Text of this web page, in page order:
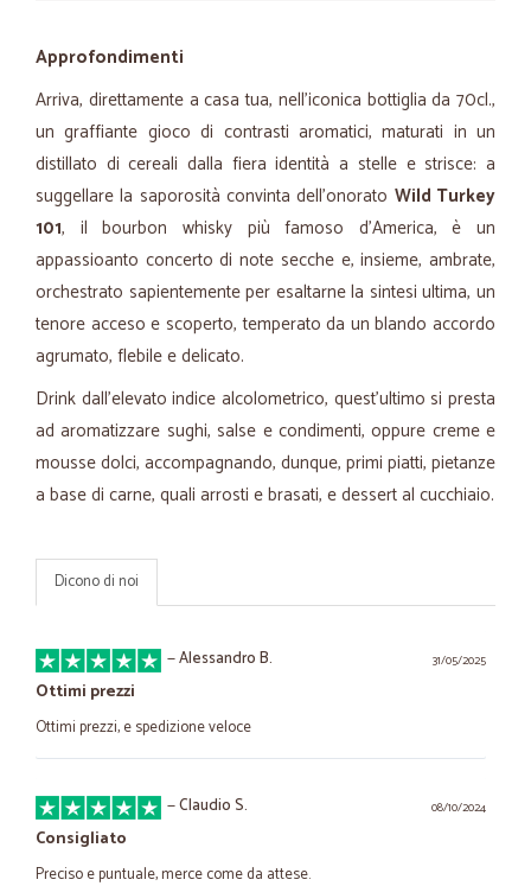
Approfondimenti
Arriva, direttamente a casa tua, nell'iconica bottiglia da 70cl.,
un graffiante gioco di contrasti aromatici, maturati in un
distillato di cereali dalla fiera identità a stelle e strisce: a
suggellare la saporosità convinta dell'onorato Wild Turkey
101, il bourbon whisky più famoso d'America, è un
appassioanto concerto di note secche e, insieme, ambrate,
orchestrato sapientemente per esaltarne la sintesi ultima, un
tenore acceso e scoperto, temperato da un blando accordo
agrumato, flebile e delicato.
Drink dall'elevato indice alcolometrico, quest'ultimo si presta
ad aromatizzare sughi, salse e condimenti, oppure creme e
mousse dolci, accompagnando, dunque, primi piatti, pietanze
a base di carne, quali arrosti e brasati, e dessert al cucchiaio.
Dicono di noi
31/05/2025
—Alessandro B.
Ottimi prezzi
Ottimi prezzi, e spedizione veloce
08/10/2024
—Claudio S.
Consigliato
Preciso e puntuale, merce come da attese.